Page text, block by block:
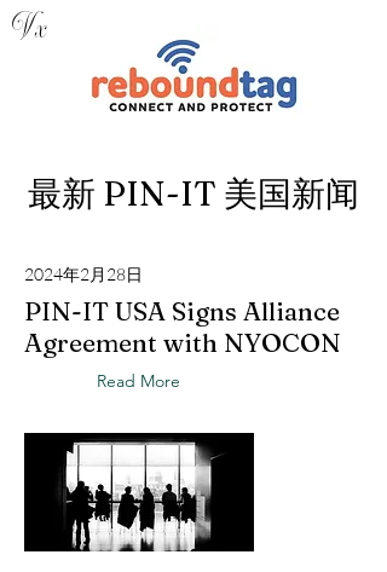
V x
最新 PIN-IT 美国新闻
2024年2月28日
PIN-IT USA Signs Alliance
Agreement with NYOCON
Read More